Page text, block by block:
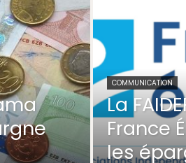
COMMUNICATION
La
France
les